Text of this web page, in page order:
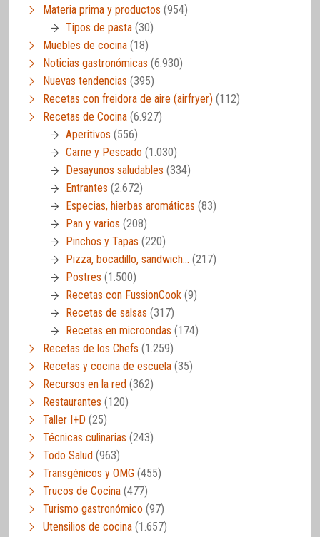
Materia prima y productos (954)
Tipos de pasta (30)
Muebles de cocina (18)
Noticias gastronómicas (6.930)
Nuevas tendencias (395)
Recetas con freidora de aire (airfryer) (112)
Recetas de Cocina (6.927)
Aperitivos (556)
Carne y Pescado (1.030)
Desayunos saludables (334)
Entrantes (2.672)
Especias, hierbas aromáticas (83)
Pan y varios (208)
Pinchos y Tapas (220)
Pizza, bocadillo, sandwich… (217)
Postres (1.500)
Recetas con FussionCook (9)
Recetas de salsas (317)
Recetas en microondas (174)
Recetas de los Chefs (1.259)
Recetas y cocina de escuela (35)
Recursos en la red (362)
Restaurantes (120)
Taller I+D (25)
Técnicas culinarias (243)
Todo Salud (963)
Transgénicos y OMG (455)
Trucos de Cocina (477)
Turismo gastronómico (97)
Utensilios de cocina (1.657)